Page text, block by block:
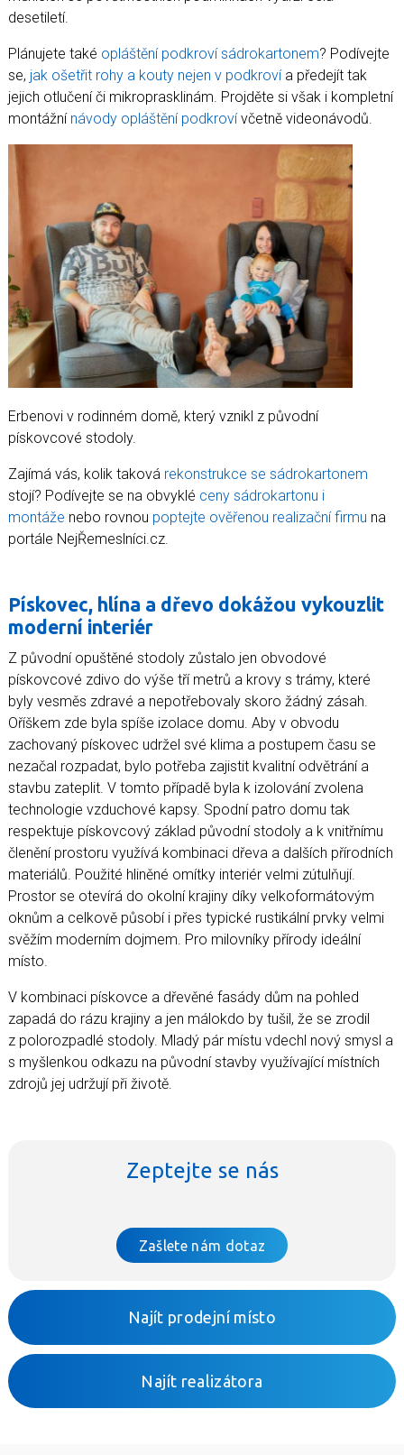
desetiletí.
Plánujete také opláštění podkroví sádrokartonem? Podívejte
se, jak ošetřit rohy a kouty nejen v podkrovía předejít tak
jejich otlučení či mikroprasklinám. Projděte si však i kompletní
montážní návody opláštění podkrovívčetně videonávodů.
Erbenovi v rodinném domě, který vznikl z původní
pískovcové stodoly.
Zajímá vás, kolik taková rekonstrukce se sádrokartonem
stojí? Podívejte se na obvyklé ceny sádrokartonu i
montáže nebo rovnou poptejte ověřenou realizační firmu na
portále NejŘemeslníci.cz.
Pískovec, hlína a dřevo dokážou vykouzlit
moderní interiér
Z původní opuštěné stodoly zůstalo jen obvodové
pískovcové zdivo do výše tří metrů a krovy s trámy, které
byly vesměs zdravé a nepotřebovaly skoro žádný zásah.
Oříškem zde byla spíše izolace domu. Aby v obvodu
zachovaný pískovec udržel své klima a postupem času se
nezačal rozpadat, bylo potřeba zajistit kvalitní odvětrání a
stavbu zateplit. V tomto případě byla k izolování zvolena
technologie vzduchové kapsy. Spodní patro domu tak
respektuje pískovcový základ původní stodoly a k vnitřnímu
členění prostoru využívá kombinaci dřeva a dalších přírodních
materiálů. Použité hliněné omítky interiér velmi zútulňují.
Prostor se otevírá do okolní krajiny díky velkoformátovým
oknům a celkově působí i přes typické rustikální prvky velmi
svěžím moderním dojmem. Pro milovníky přírody ideální
místo.
V kombinaci pískovce a dřevěné fasády dům na pohled
zapadá do rázu krajiny a jen málokdo by tušil, že se zrodil
z polorozpadlé stodoly. Mladý pár místu vdechl nový smysl a
s myšlenkou odkazu na původní stavby využívající místních
zdrojů jej udržují při životě.
Zeptejte se nás
Zašlete nám dotaz
Najít prodejní místo
Najít realizátora